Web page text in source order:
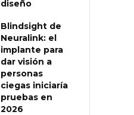
diseño
Blindsight de
Neuralink: el
implante para
dar visión a
personas
ciegas iniciaría
pruebas en
2026